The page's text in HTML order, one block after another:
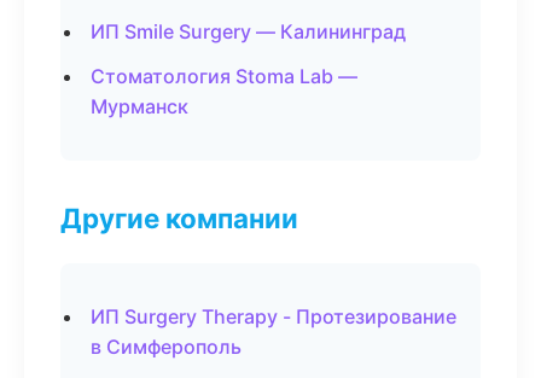
ИП Smile Surgery — Калининград
Стоматология Stoma Lab —
Мурманск
Другие компании
ИП Surgery Therapy - Протезирование
в Симферополь